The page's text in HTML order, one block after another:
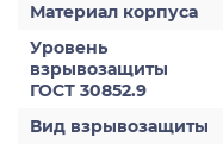
Материал корпуса
Уровень
взрывозащиты
ГОСТ 30852.9
Вид взрывозащиты